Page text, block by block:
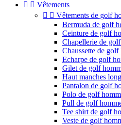
  Vêtements
  Vêtements de golf
Bermuda de golf
Ceinture de golf
Chapellerie de
Chaussette de golf
Echarpe de golf
Gilet de golf
Haut manches
Pantalon de golf
Polo de golf
Pull de golf
Tee shirt de golf
Veste de golf